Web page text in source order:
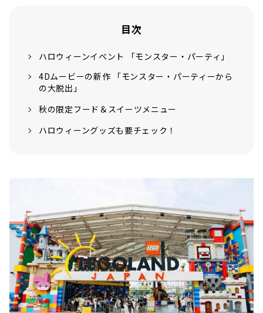
目次
ハロウィーンイベント 「モンスター・パーティ」
4Dムービーの新作 「モンスター・パーティーから
の大脱出」
秋の限定フード＆スイーツメニュー
ハロウィーングッズも要チェック！